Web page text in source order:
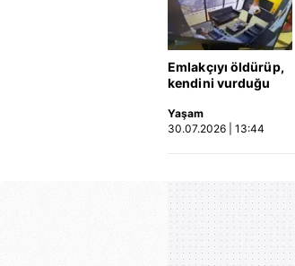
Emlakçıyı öldürüp,
kendini vurduğu
ortaya çıktı | Video
Yaşam
30.07.2026 | 13:44